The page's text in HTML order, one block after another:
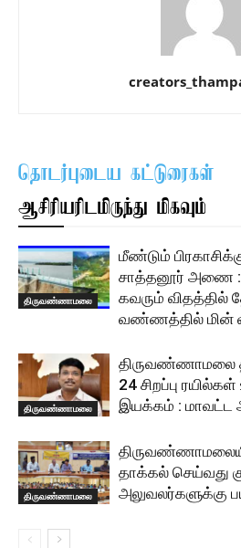
தொடர்புடைய கட்டுரைகள்
ஆசிரியரிடமிருந்து மிகவும்
திருவண்ணாமலை
மீண்டும்
சாத்தனூர் அணை :
கவரும் விதத்தில்
வண்ணத்தில் மின்
திருவண்ணாமலை
திருவண்ணாமலை
24 சிறப்பு
இயக்கம் : மாவட்ட
திருவண்ணாமலை
தாக்கல் செய்வது
அலுவலர்களுக்கு